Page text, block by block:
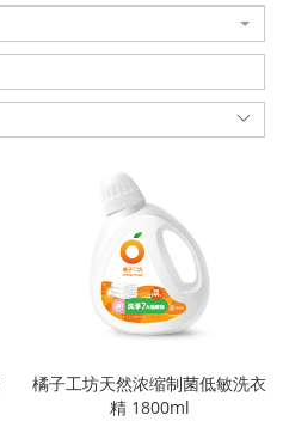
橘子工坊天然浓缩制菌低敏洗衣
精 1800ml